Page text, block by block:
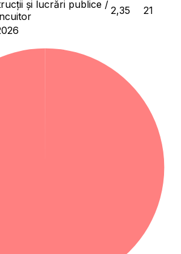
și lucrări publice / 2,35
21